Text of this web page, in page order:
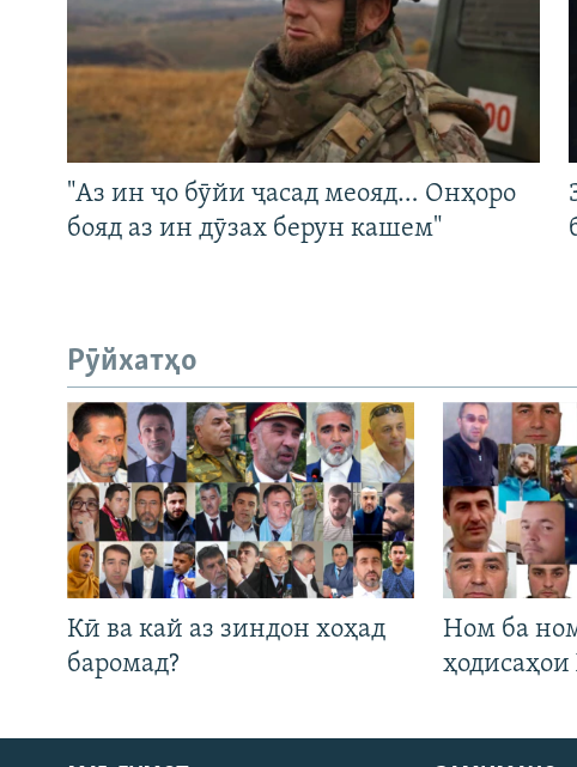
"Аз ин ҷо бӯйи ҷасад меояд… Онҳоро
бояд аз ин дӯзах берун кашем"
Рӯйхатҳо
Кӣ ва кай аз зиндон хоҳад
баромад?
Ном ба